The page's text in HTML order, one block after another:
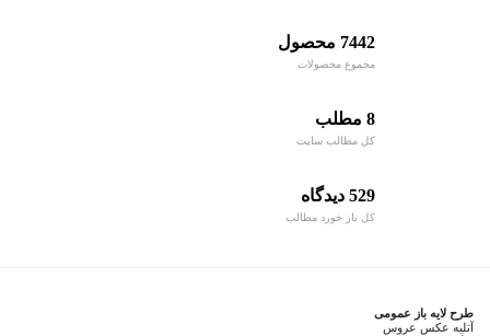
7442 محصول
مجموع محصولات
8 مطلب
کل مطالب سایت
529 دیدگاه
کل باز خورد مطالب
طرح لایه باز عمومی
آتلیه عکس عروس